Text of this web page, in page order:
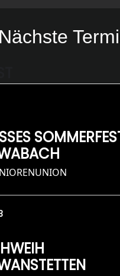
Nächste
SOMMERFEST